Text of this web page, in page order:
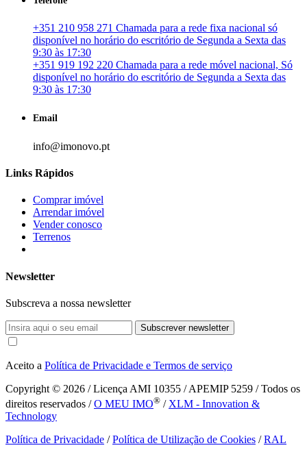
+351 210 958 271 Chamada para a rede fixa nacional só
disponível no horário do escritório de Segunda a Sexta das
9:30 às 17:30
+351 919 192 220 Chamada para a rede móvel nacional, Só
disponível no horário do escritório de Segunda a Sexta das
9:30 às 17:30
Email
info@imonovo.pt
Links Rápidos
Comprar imóvel
Arrendar imóvel
Vender conosco
Terrenos
Newsletter
Subscreva a nossa newsletter
Subscrever newsletter
Aceito a Política de Privacidade e Termos de serviço
Copyright © 2026 / Licença AMI 10355 / APEMIP 5259 / Todos os
direitos reservados /O MEU IMO® / XLM - Innovation &
Technology
Política de Privacidade /Política de Utilização de Cookies /RAL